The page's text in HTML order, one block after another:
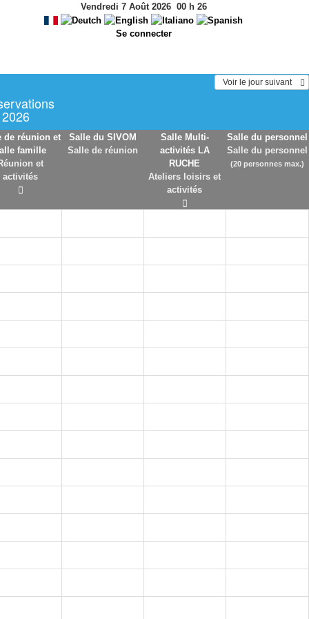
Vendredi 7 Août 2026 00h 26
Se connecter
  Voir le jour suivant
de réunion et
famille
et
activités
Salle du SIVOM
Salle de réunion
Salle Multi-
activités LA
RUCHE
Ateliers loisirs et
activités
Salle du personnel
Salle du personnel
(20 personnes max.)